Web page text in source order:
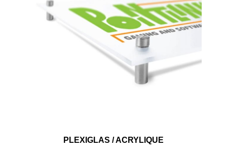
PLEXIGLAS / ACRYLIQUE